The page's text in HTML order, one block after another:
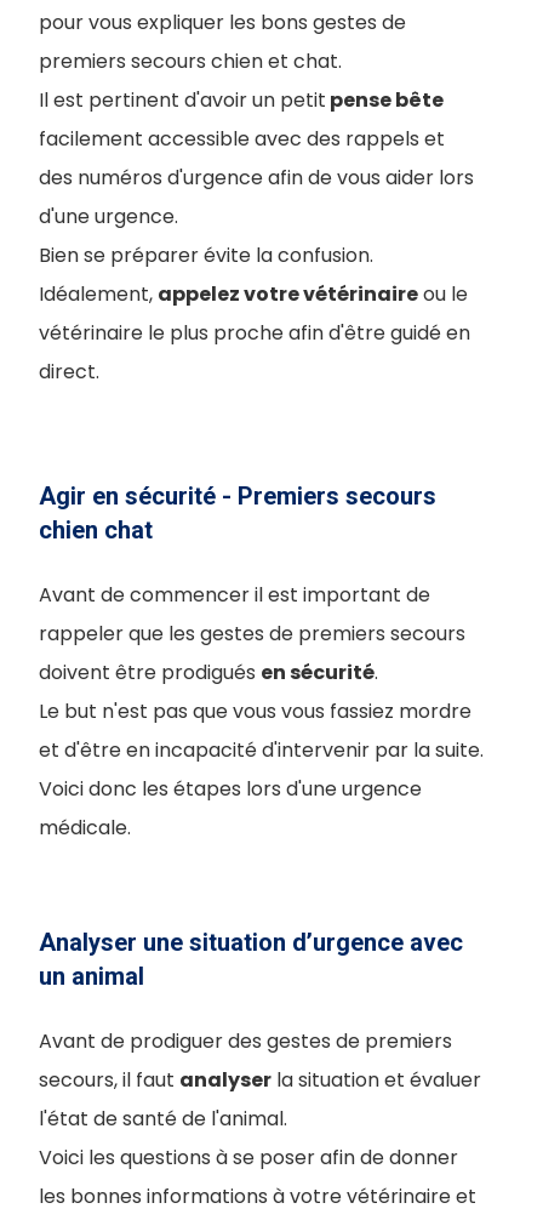
pour vous expliquer les bons gestes de
premiers secours chien et chat.
Il est pertinent d'avoir un petit pense bête
facilement accessible avec des rappels et
des numéros d'urgence afin de vous aider lors
d'une urgence.
Bien se préparer évite la confusion.
Idéalement, appelez votre vétérinaireou le
vétérinaire le plus proche afin d'être guidé en
direct.
Agir en sécurité - Premiers secours
chien chat
Avant de commencer il est important de
rappeler que les gestes de premiers secours
doivent être prodigués en sécurité.
Le but n'est pas que vous vous fassiez mordre
et d'être en incapacité d'intervenir par la suite.
Voici donc les étapes lors d'une urgence
médicale.
Analyser une situation d’urgence avec
un animal
Avant de prodiguer des gestes de premiers
secours, il faut analyser la situation et évaluer
l'état de santé de l'animal.
Voici les questions à se poser afin de donner
les bonnes informations à votre vétérinaire et